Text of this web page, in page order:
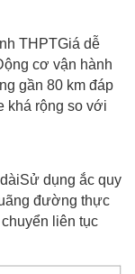
THPTGiá dễ
cơ vận hành
gần 80 km đáp
khá rộng so với
dụng ắc quy
đường thực
liên tục